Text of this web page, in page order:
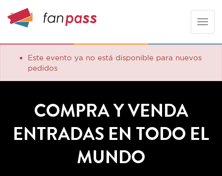
Toggle
Este evento ya no está disponible para nuevos
pedidos
COMPRA Y VENDA
ENTRADAS EN TODO EL
MUNDO